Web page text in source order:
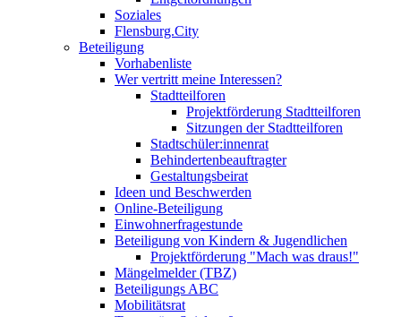
Soziales
Flensburg.City
Beteiligung
Vorhabenliste
Wer vertritt meine Interessen?
Stadtteilforen
Projektförderung Stadtteilforen
Sitzungen der Stadtteilforen
Stadtschüler:innenrat
Behindertenbeauftragter
Gestaltungsbeirat
Ideen und Beschwerden
Online-Beteiligung
Einwohnerfragestunde
Beteiligung von Kindern & Jugendlichen
Projektförderung "Mach was draus!"
Mängelmelder (TBZ)
Beteiligungs ABC
Mobilitätsrat